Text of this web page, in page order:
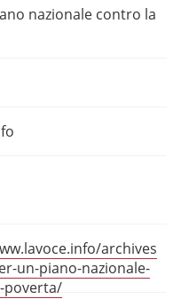
nazionale contro la
archives
un-piano-nazionale-
poverta/